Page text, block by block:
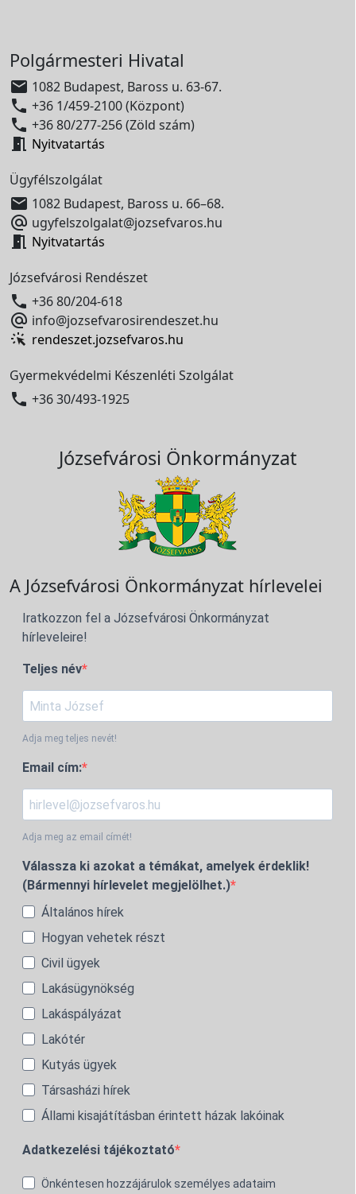
Polgármesteri Hivatal
 1082 Budapest, Baross u. 63-67.
 +36 1/459-2100 (Központ)
 +36 80/277-256 (Zöld szám)
 Nyitvatartás
Ügyfélszolgálat
 1082 Budapest, Baross u. 66–68.
 ugyfelszolgalat@jozsefvaros.hu
 Nyitvatartás
Józsefvárosi Rendészet
 +36 80/204-618
 info@jozsefvarosirendeszet.hu
rendeszet.jozsefvaros.hu
Gyermekvédelmi Készenléti Szolgálat
 +36 30/493-1925
Józsefvárosi Önkormányzat
A Józsefvárosi Önkormányzat hírlevelei
Iratkozzon fel a Józsefvárosi Önkormányzat
hírleveleire!
Teljes név
Adja meg teljes nevét!
Email cím:
Adja meg az email címét!
Válassza ki azokat a témákat, amelyek érdeklik!
(Bármennyi hírlevelet megjelölhet.)
Általános hírek
Hogyan vehetek részt
Civil ügyek
Lakásügynökség
Lakáspályázat
Lakótér
Kutyás ügyek
Társasházi hírek
Állami kisajátításban érintett házak lakóinak
Adatkezelési tájékoztató
Önkéntesen hozzájárulok személyes adataim